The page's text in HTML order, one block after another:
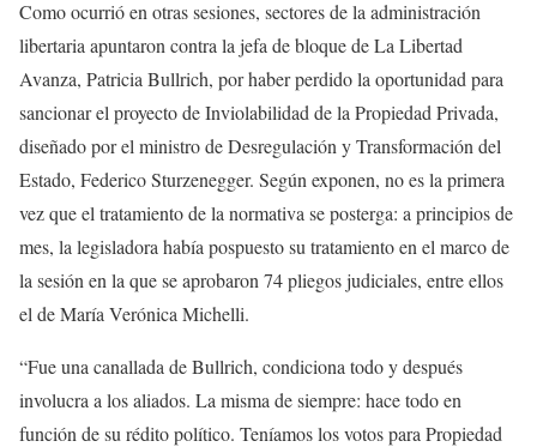
Como ocurrió en otras sesiones, sectores de la administración
libertaria apuntaron contra la jefa de bloque de La Libertad
Avanza, Patricia Bullrich, por haber perdido la oportunidad para
sancionar el proyecto de Inviolabilidad de la Propiedad Privada,
diseñado por el ministro de Desregulación y Transformación del
Estado, Federico Sturzenegger. Según exponen, no es la primera
vez que el tratamiento de la normativa se posterga: a principios de
mes, la legisladora había pospuesto su tratamiento en el marco de
la sesión en la que se aprobaron 74 pliegos judiciales, entre ellos
el de María Verónica Michelli.
“Fue una canallada de Bullrich, condiciona todo y después
involucra a los aliados. La misma de siempre: hace todo en
función de su rédito político. Teníamos los votos para Propiedad